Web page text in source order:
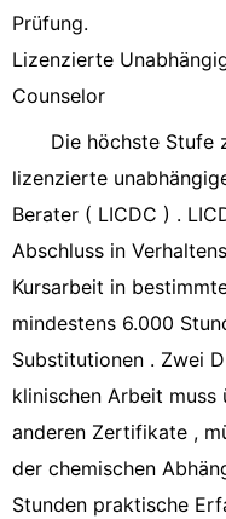
Prüfung.
Lizenzierte
Counselor
Die höchste
lizenzierte
Berater ( LICDC ) .
Abschluss in
Kursarbeit in
mindestens 6.000
Substitutionen . Zwei
klinischen Arbeit
anderen Zertifikate ,
der chemischen
Stunden praktische